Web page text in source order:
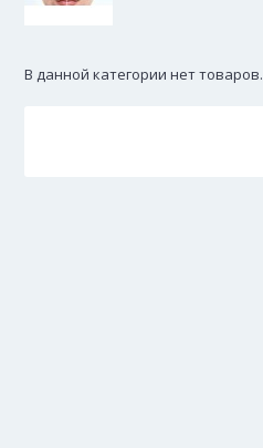
В данной категории нет товаров.